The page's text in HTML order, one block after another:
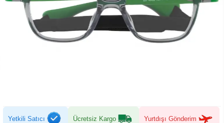
Yetkili Satıcı Ücretsiz Kargo Yurtdışı Gönderim